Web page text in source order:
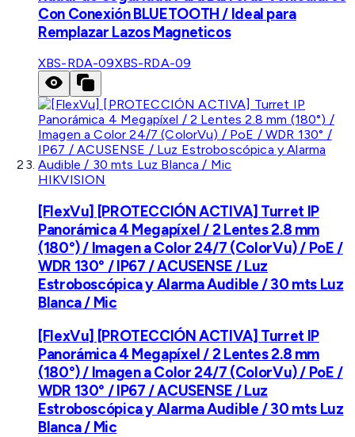
Con Conexión BLUETOOTH / Ideal para
Remplazar Lazos Magneticos
XBS-RDA-09XBS-RDA-09
HIKVISION
[FlexVu] [PROTECCIÓN ACTIVA] Turret IP
Panorámica 4 Megapíxel / 2 Lentes 2.8 mm
(180°) / Imagen a Color 24/7 (ColorVu) / PoE /
WDR 130° / IP67 / ACUSENSE / Luz
Estroboscópica y Alarma Audible / 30 mts Luz
Blanca / Mic
[FlexVu] [PROTECCIÓN ACTIVA] Turret IP
Panorámica 4 Megapíxel / 2 Lentes 2.8 mm
(180°) / Imagen a Color 24/7 (ColorVu) / PoE /
WDR 130° / IP67 / ACUSENSE / Luz
Estroboscópica y Alarma Audible / 30 mts Luz
Blanca / Mic